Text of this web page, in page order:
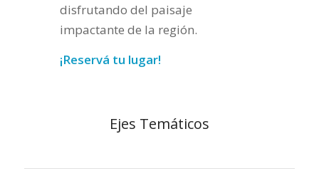
disfrutando del paisaje
impactante de la región.
¡Reservá tu lugar!
Ejes Temáticos